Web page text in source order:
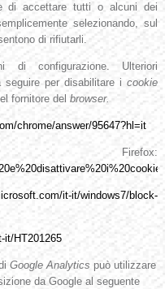
di accettare tutti o alcuni dei
selezionando, sul
di rifiutarli.
di configurazione. Ulteriori
seguire per disabilitare icookie
fornitore del browser.
chrome/answer/95647?hl=it
it-it/windows7/block-
it/HT201265
Google Analytics può utilizzare
da Google al seguente